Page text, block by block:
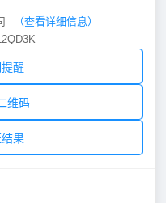
（查看详细信息）
醒
维码
果